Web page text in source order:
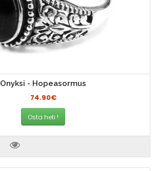
Onyksi - Hopeasormus
74.90€
Osta heti !